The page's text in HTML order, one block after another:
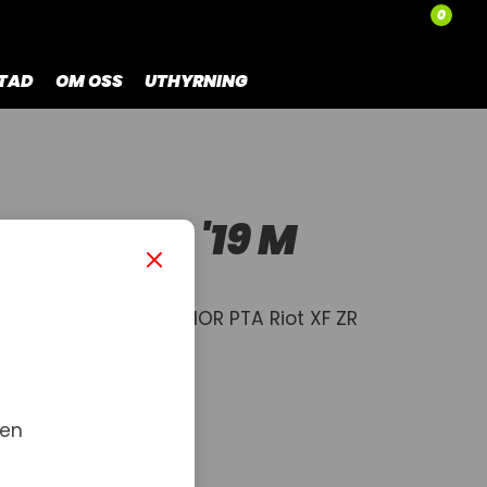
0
OM OSS UTHYRNING
GUARD '19 M
2019-2025 BC M NOR PTA Riot XF ZR